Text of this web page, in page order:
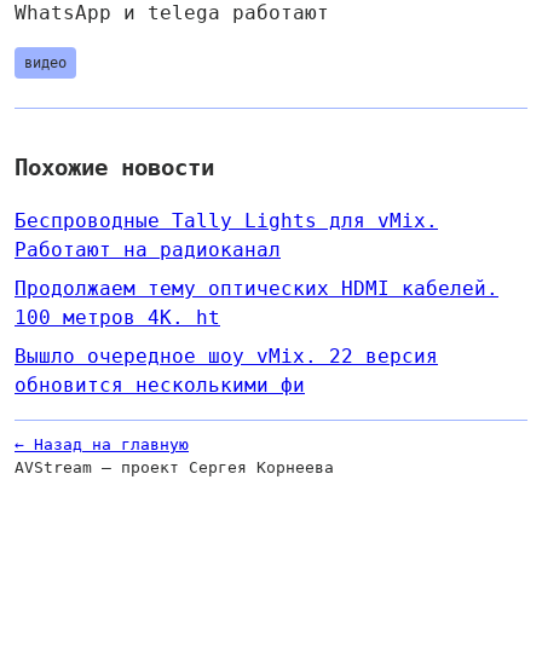
WhatsApp и telega работают
видео
Похожие новости
​​Беспроводные Tally Lights для vMix.
Работают на радиоканал
Продолжаем тему оптических HDMI кабелей.
100 метров 4К. ht
Вышло очередное шоу vMix. 22 версия
обновится несколькими фи
← Назад на главную
AVStream — проект Сергея Корнеева